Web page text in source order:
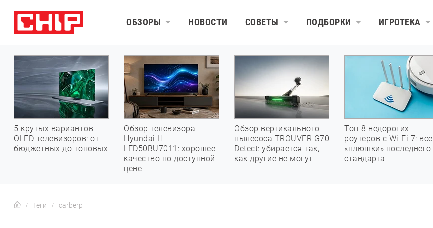
ОБЗОРЫ НОВОСТИ СОВЕТЫ ПОДБОРКИ ИГРОТЕКА
5 крутых вариантов
OLED-телевизоров: от
бюджетных до топовых
Обзор телевизора
Hyundai H-
LED50BU7011: хорошее
качество по доступной
цене
Обзор вертикального
пылесоса TROUVER G70
Detect: убирается так,
как другие не могут
Топ-8 недорогих
роутеров с Wi-Fi 7: все
«плюшки» последнего
стандарта
Теги carberp